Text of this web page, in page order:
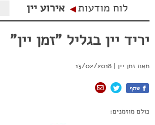
לוח מודעות◂ אירוע יין
יריד יין בגליל "זמן יין"
מאתזמן יין |
13/02/2018
כולם מוזמנים: